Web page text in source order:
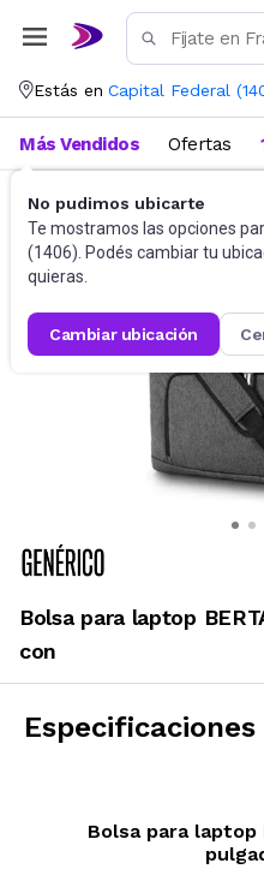
Estás en Capital Federal (
No pudimos ubicarte
Te mostramos las opciones
(1406). Podés cambiar tu
quieras.
cambiar ubicación
Más Vendidos Ofertas
Accesorios de Informática
Bolsa para laptop
con
Especificaciones
Bolsa para laptop